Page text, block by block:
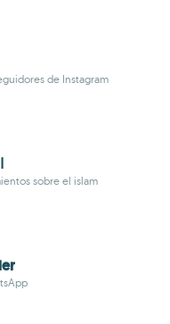
de Instagram
sobre el islam